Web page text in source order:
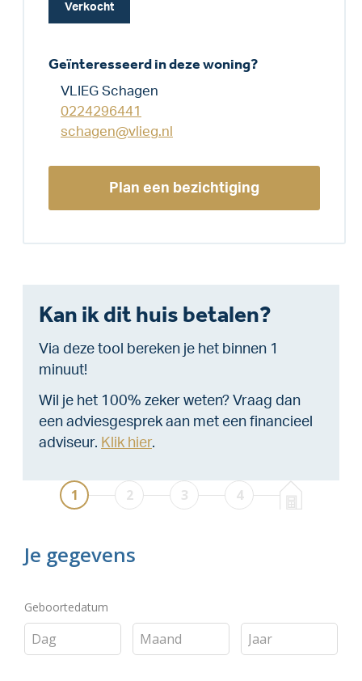
Verkocht
Geïnteresseerd in deze woning?
VLIEG Schagen
0224296441
schagen@vlieg.nl
Plan een bezichtiging
Kan ik dit huis betalen?
Via deze tool bereken je het binnen 1
minuut!
Wil je het 100% zeker weten? Vraag dan
een adviesgesprek aan met een financieel
adviseur. Klik hier.